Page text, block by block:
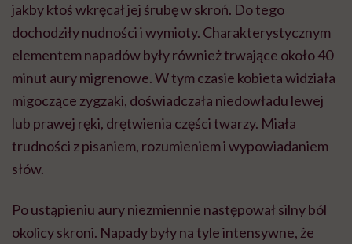
jakby ktoś wkręcał jej śrubę w skroń. Do tego
dochodziły nudności i wymioty. Charakterystycznym
elementem napadów były również trwające około 40
minut aury migrenowe. W tym czasie kobieta widziała
migoczące zygzaki, doświadczała niedowładu lewej
lub prawej ręki, drętwienia części twarzy. Miała
trudności z pisaniem, rozumieniem i wypowiadaniem
słów.
Po ustąpieniu aury niezmiennie następował silny ból
okolicy skroni. Napady były na tyle intensywne, że